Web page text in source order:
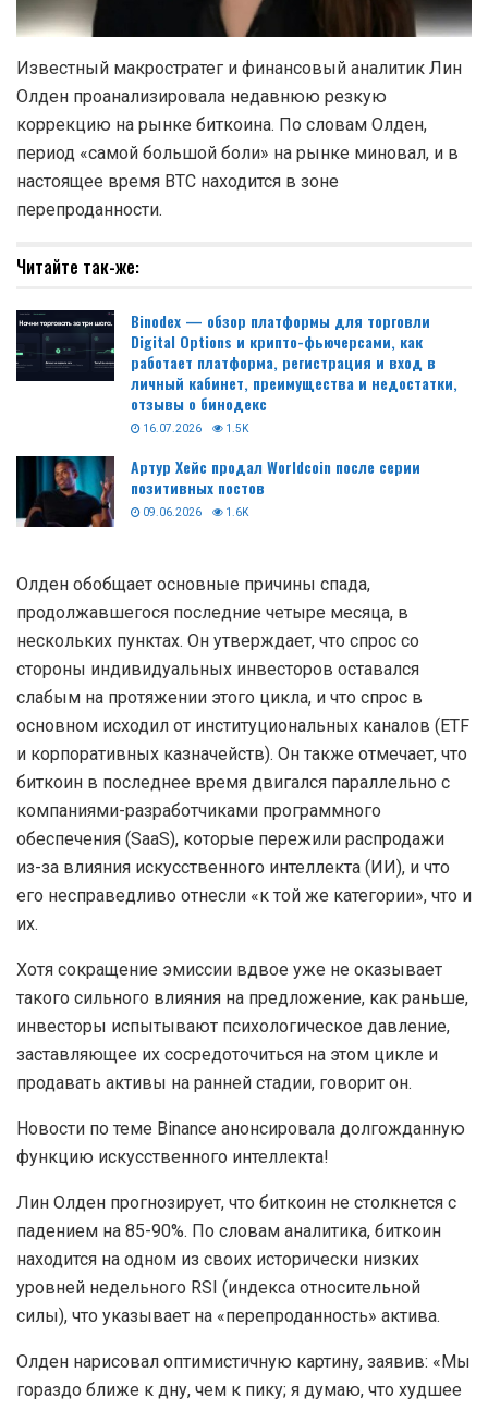
Известный макростратег и финансовый аналитик Лин
Олден проанализировала недавнюю резкую
коррекцию на рынке биткоина. По словам Олден,
период «самой большой боли» на рынке миновал, и в
настоящее время BTC находится в зоне
перепроданности.
Читайте так-же:
Binodex — обзор платформы для торговли
Digital Options и крипто-фьючерсами, как
работает платформа, регистрация и вход в
личный кабинет, преимущества и недостатки,
отзывы о бинодекс
16.07.2026 1.5K
Артур Хейс продал Worldcoin после серии
позитивных постов
09.06.2026 1.6K
Олден обобщает основные причины спада,
продолжавшегося последние четыре месяца, в
нескольких пунктах. Он утверждает, что спрос со
стороны индивидуальных инвесторов оставался
слабым на протяжении этого цикла, и что спрос в
основном исходил от институциональных каналов (ETF
и корпоративных казначейств). Он также отмечает, что
биткоин в последнее время двигался параллельно с
компаниями-разработчиками программного
обеспечения (SaaS), которые пережили распродажи
из-за влияния искусственного интеллекта (ИИ), и что
его несправедливо отнесли «к той же категории», что и
их.
Хотя сокращение эмиссии вдвое уже не оказывает
такого сильного влияния на предложение, как раньше,
инвесторы испытывают психологическое давление,
заставляющее их сосредоточиться на этом цикле и
продавать активы на ранней стадии, говорит он.
Новости по теме Binance анонсировала долгожданную
функцию искусственного интеллекта!
Лин Олден прогнозирует, что биткоин не столкнется с
падением на 85-90%. По словам аналитика, биткоин
находится на одном из своих исторически низких
уровней недельного RSI (индекса относительной
силы), что указывает на «перепроданность» актива.
Олден нарисовал оптимистичную картину, заявив: «Мы
гораздо ближе к дну, чем к пику; я думаю, что худшее